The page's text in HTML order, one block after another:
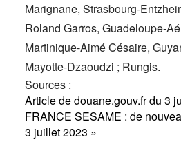
Marignane, Strasbourg-
Roland Garros, Guadeloupe-
Martinique-Aimé Césaire,
Mayotte-Dzaoudzi ; Rungis.
Sources :
Article de douane.gouv.fr du 3
FRANCE SESAME : de
3 juillet 2023 »